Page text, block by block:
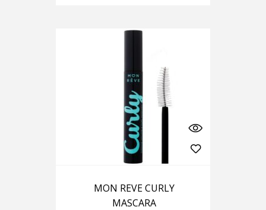
MON REVE CURLY
MASCARA